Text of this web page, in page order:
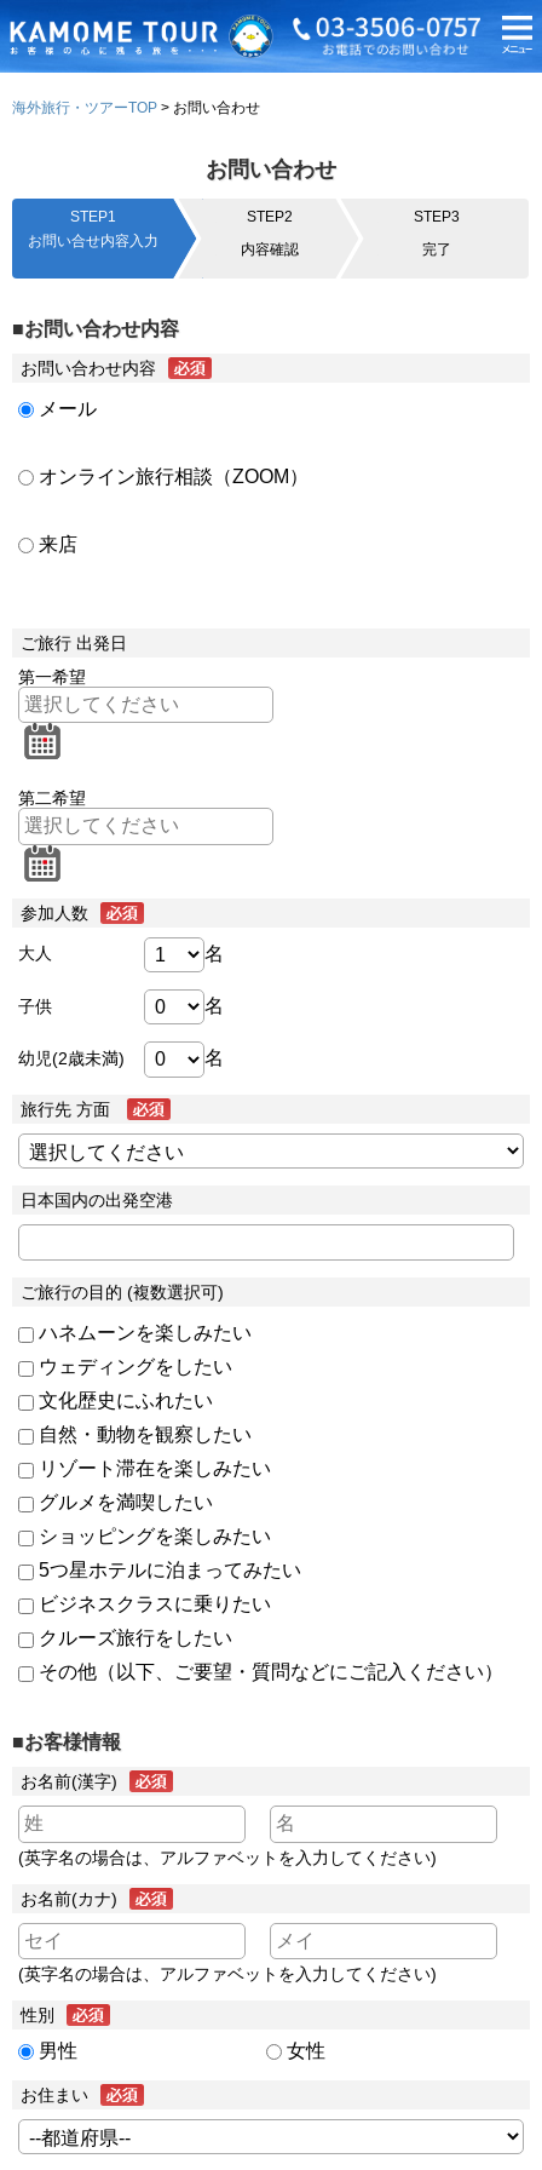
海外旅行・ツアーTOP お問い合わせ
お問い合わせ
STEP1
お問い合せ内容入力
STEP2
内容確認
STEP3
完了
■お問い合わせ内容
お問い合わせ内容
メール
オンライン旅行相談（ZOOM）
来店
ご旅行 出発日
第一希望
第二希望
参加人数
大人 名
子供 名
幼児(2歳未満) 名
旅行先 方面
日本国内の出発空港
ご旅行の目的 (複数選択可)
ハネムーンを楽しみたい
ウェディングをしたい
文化歴史にふれたい
自然・動物を観察したい
リゾート滞在を楽しみたい
グルメを満喫したい
ショッピングを楽しみたい
5つ星ホテルに泊まってみたい
ビジネスクラスに乗りたい
クルーズ旅行をしたい
その他（以下、ご要望・質問などにご記入ください）
■お客様情報
お名前(漢字)
(英字名の場合は、アルファベットを入力してください)
お名前(カナ)
(英字名の場合は、アルファベットを入力してください)
性別
男性 女性
お住まい